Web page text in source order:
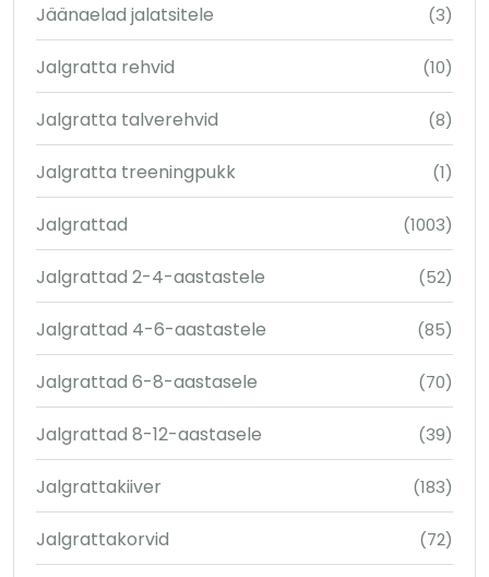
Jäänaelad jalatsitele (3)
Jalgratta rehvid (10)
Jalgratta talverehvid (8)
Jalgratta treeningpukk (1)
Jalgrattad (1003)
Jalgrattad 2-4-aastastele (52)
Jalgrattad 4-6-aastastele (85)
Jalgrattad 6-8-aastasele (70)
Jalgrattad 8-12-aastasele (39)
Jalgrattakiiver (183)
Jalgrattakorvid (72)